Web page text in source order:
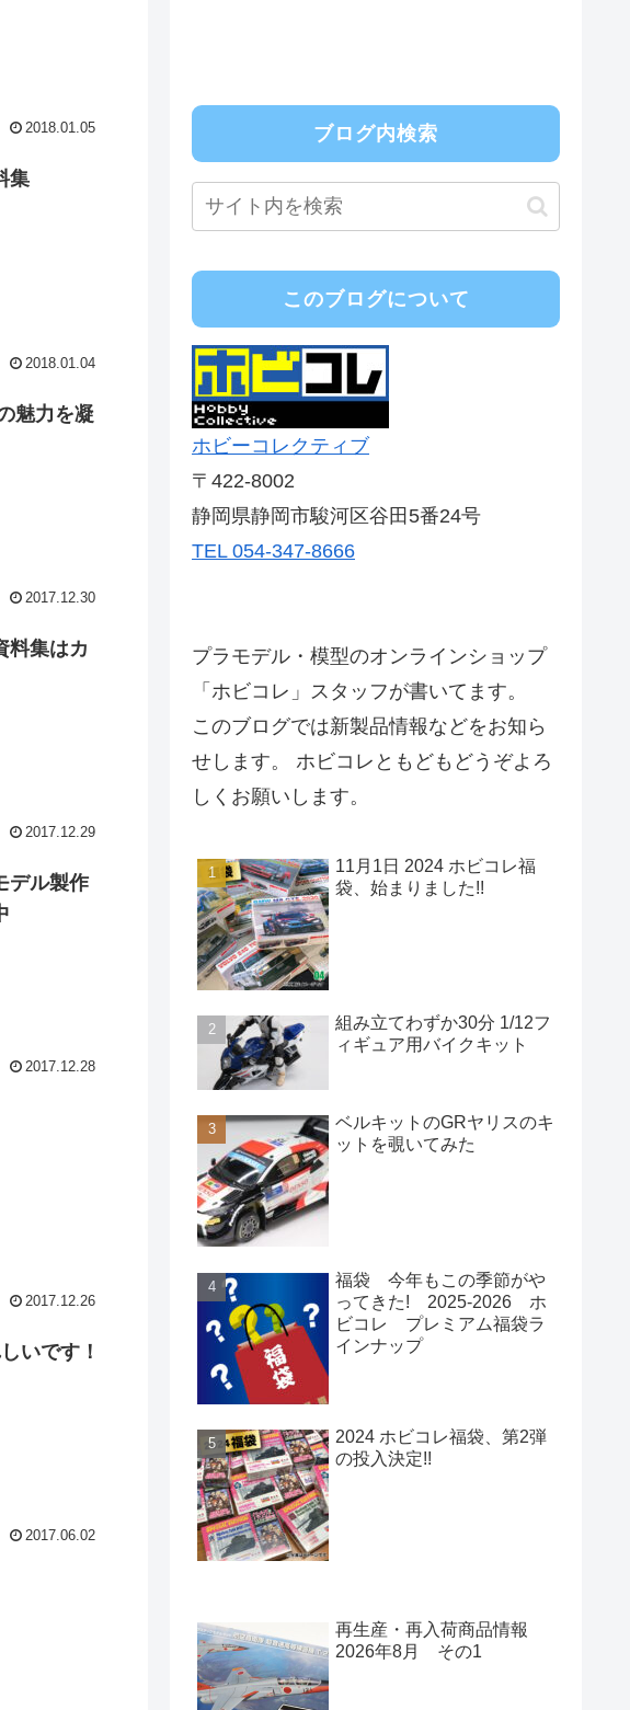
2018.01.05
集
2018.01.04
魅力を凝
2017.12.30
料集はカ
2017.12.29
デル製作
2017.12.28
2017.12.26
いです！
2017.06.02
ブログ内検索
このブログについて
ホビーコレクティブ
〒422-8002
静岡県静岡市駿河区谷田5番24号
TEL 054-347-8666
プラモデル・模型のオンラインショップ
「ホビコレ」スタッフが書いてます。
このブログでは新製品情報などをお知ら
せします。 ホビコレともどもどうぞよろ
しくお願いします。
11月1日 2024 ホビコレ福
袋、始まりました!!
組み立てわずか30分 1/12フ
ィギュア用バイクキット
ベルキットのGRヤリスのキ
ットを覗いてみた
福袋 今年もこの季節がや
ってきた! 2025-2026 ホ
ビコレ プレミアム福袋ラ
インナップ
2024 ホビコレ福袋、第2弾
の投入決定!!
再生産・再入荷商品情報
2026年8月 その1